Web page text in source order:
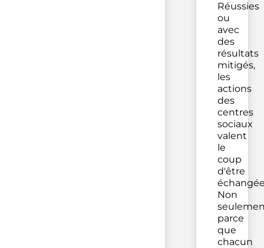
Réussies
ou
avec
des
résultats
mitigés,
les
actions
des
centres
sociaux
valent
le
coup
d'être
Non
parce
que
chacun